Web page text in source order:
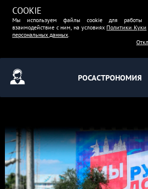
COOKIE
Мы используем файлы cookie для работы
взаимодействие с ним, на условиях Политики Куки
персональных данных.
РОСАСТРОНОМИЯ